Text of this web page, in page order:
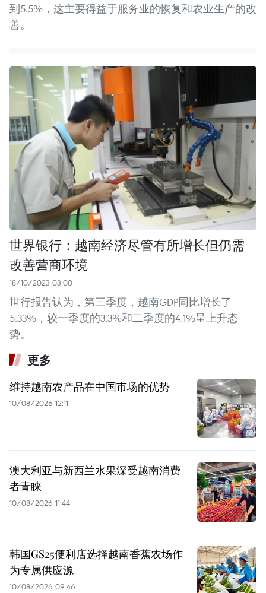
到5.5%，这主要得益于服务业的恢复和农业生产的改
善。
世界银行：越南经济尽管有所增长但仍需
改善营商环境
18/10/2023 03:00
世行报告认为，第三季度，越南GDP同比增长了
5.33%，较一季度的3.3%和二季度的4.1%呈上升态
势。
更多
维持越南农产品在中国市场的优势
10/08/2026 12:11
澳大利亚与新西兰水果深受越南消费
者青睐
10/08/2026 11:44
韩国GS25便利店选择越南香蕉农场作
为专属供应源
10/08/2026 09:46